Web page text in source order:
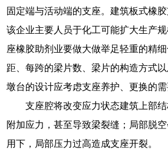
固定端与活动端的支座。建筑板式橡
该企业主要人员于化工可能扩大生产
座橡胶助剂业要做大做举足轻重的精
距、每跨的梁片数、梁片的构造方式
墩台的设计应考虑支座养护、更换的需
支座腔将改变应力状态建筑上部结
附加应力，甚至导致梁裂缝；局部脱
用下，局部压力过高造成支座开裂。